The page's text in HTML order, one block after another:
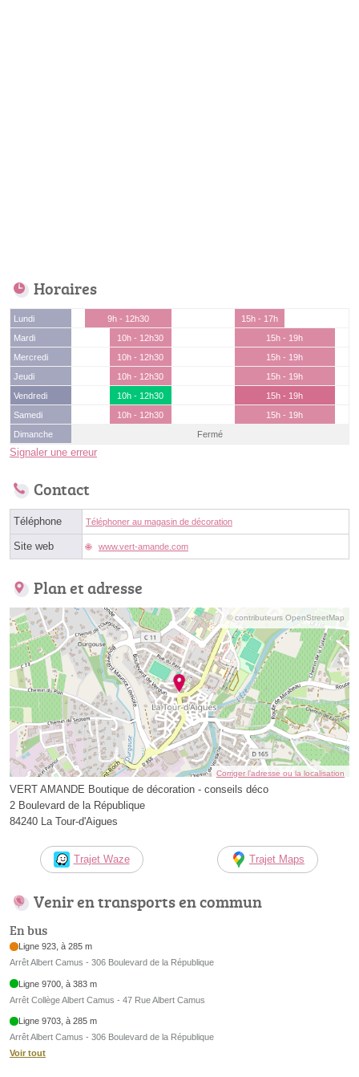
Horaires
Lundi 9h - 12h30
15h - 17h
Mardi
10h - 12h30
15h - 19h
Mercredi
10h - 12h30
15h - 19h
Jeudi
10h - 12h30
15h - 19h
Vendredi
10h - 12h30
15h - 19h
Samedi
10h - 12h30
15h - 19h
Dimanche
Fermé
Signaler une erreur
Contact
Téléphone Téléphoner au magasin de décoration
Site web www.vert-amande.com
Plan et adresse
© contributeurs OpenStreetMap
Corriger l’adresse ou la localisation
VERT AMANDE Boutique de décoration - conseils déco
2 Boulevard de la République
84240 La Tour-d'Aigues
Trajet Waze Trajet Maps
Venir en transports en commun
En bus
Ligne 923, à 285 m
Arrêt Albert Camus - 306 Boulevard de la République
Ligne 9700, à 383 m
Arrêt Collège Albert Camus - 47 Rue Albert Camus
Ligne 9703, à 285 m
Arrêt Albert Camus - 306 Boulevard de la République
Voir tout